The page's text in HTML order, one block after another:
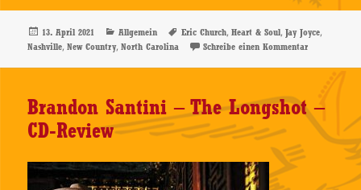
Veröffentlicht
am
13. April 2021 Kategorien
Allgemein Schlagwörter
Eric Church,Heart & Soul,Jay Joyce,
Nashville,New Country,North Carolina Schreibe einen Kommentarzu Eric
Brandon Santini – The Longshot –
CD-Review